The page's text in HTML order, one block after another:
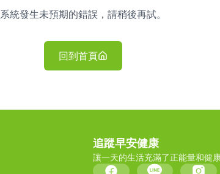
系統發生未預期的錯誤，請稍後再試。
回到首頁
追蹤早安健康
讓一天的生活充滿了正能量和健